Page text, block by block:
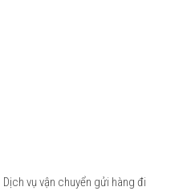
Dịch vụ vận chuyển gửi hàng đi